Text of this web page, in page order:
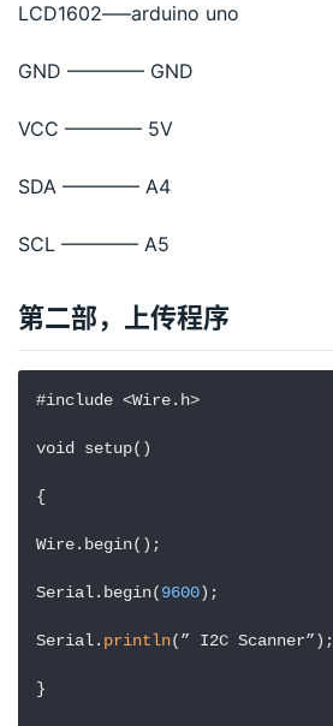
LCD1602—–arduino uno
GND ———— GND
VCC ———— 5V
SDA ———— A4
SCL ———— A5
第二部，上传程序
#include <Wire.h>
void setup()
{
Wire.begin();
Serial.begin(9600);
Serial. println(” I2C Scanner”);
}